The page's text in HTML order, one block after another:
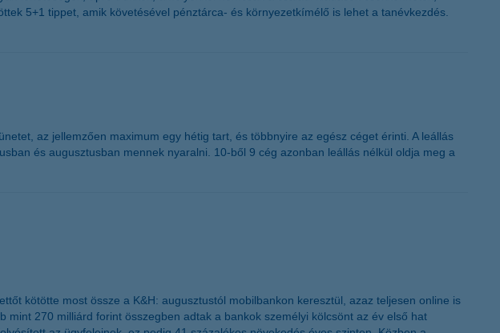
5+1 tippet, amik követésével pénztárca- és környezetkímélő is lehet a tanévkezdés.
az jellemzően maximum egy hétig tart, és többnyire az egész céget érinti. A leállás
és augusztusban mennek nyaralni. 10-ből 9 cég azonban leállás nélkül oldja meg a
kötötte most össze a K&H: augusztustól mobilbankon keresztül, azaz teljesen online is
270 milliárd forint összegben adtak a bankok személyi kölcsönt az év első hat